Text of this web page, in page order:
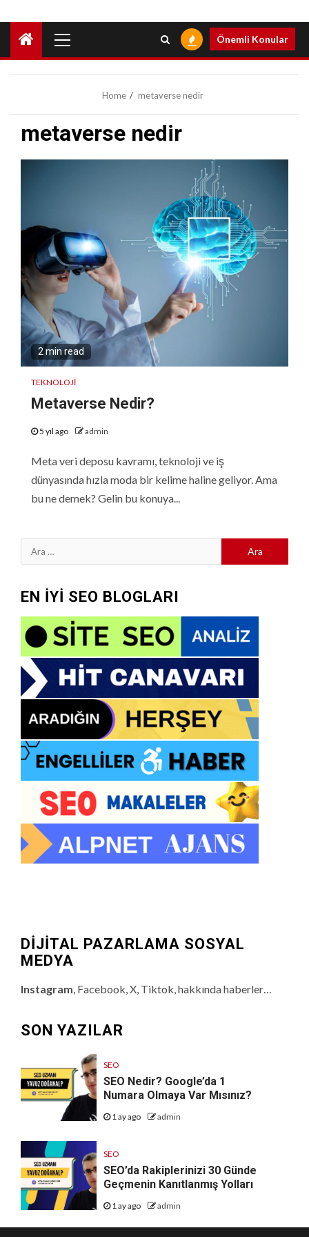
Menu
Önemli Konular
Home metaverse nedir
metaverse nedir
2 min read
TEKNOLOJI
Metaverse Nedir?
5 yıl ago admin
Meta veri deposu kavramı, teknoloji ve iş
dünyasında hızla moda bir kelime haline geliyor. Ama
bu ne demek? Gelin bu konuya...
Arama:
EN İYİ SEO BLOGLARI
DİJİTAL PAZARLAMA SOSYAL
MEDYA
Instagram , Facebook, X, Tiktok, hakkında haberler…
SON YAZILAR
SEO
SEO Nedir? Google’da 1
Numara Olmaya Var Mısınız?
1 ay ago admin
SEO
SEO’da Rakiplerinizi 30 Günde
Geçmenin Kanıtlanmış Yolları
1 ay ago admin